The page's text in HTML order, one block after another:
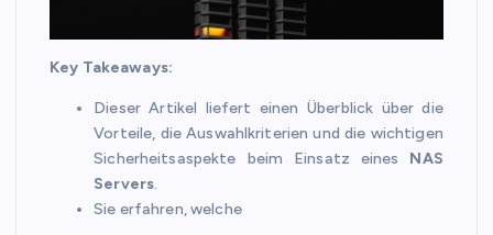
Key Takeaways:
Dieser Artikel liefert einen Überblick über die
Vorteile, die Auswahlkriterien und die wichtigen
Sicherheitsaspekte beim Einsatz eines NAS
Servers.
Sie erfahren, welche